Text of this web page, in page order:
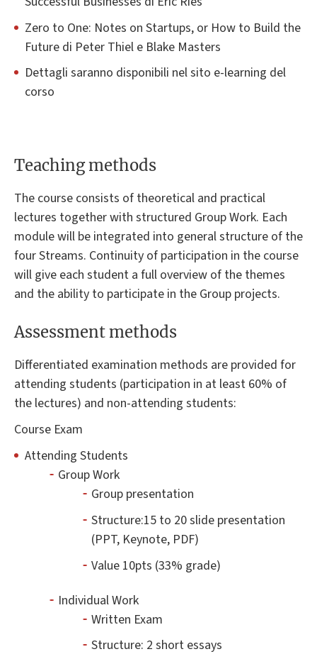
Zero to One: Notes on Startups, or How to Build the
Future di Peter Thiel e Blake Masters
Dettagli saranno disponibili nel sito e-learning del
corso
Teaching methods
The course consists of theoretical and practical
lectures together with structured Group Work. Each
module will be integrated into general structure of the
four Streams. Continuity of participation in the course
will give each student a full overview of the themes
and the ability to participate in the Group projects.
Assessment methods
Differentiated examination methods are provided for
attending students (participation in at least 60% of
the lectures) and non-attending students:
Course Exam
Attending Students
Group Work
Group presentation
Structure:15 to 20 slide presentation
(PPT, Keynote, PDF)
Value 10pts (33% grade)
Individual Work
Written Exam
Structure: 2 short essays